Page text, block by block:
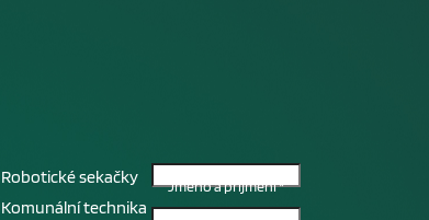
Robotické sekačky
Komunální technika
Jméno a příjmení*